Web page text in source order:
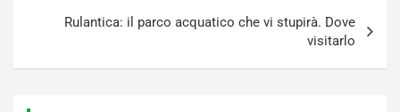
Rulantica: il parco acquatico che vi stupirà. Dove
visitarlo